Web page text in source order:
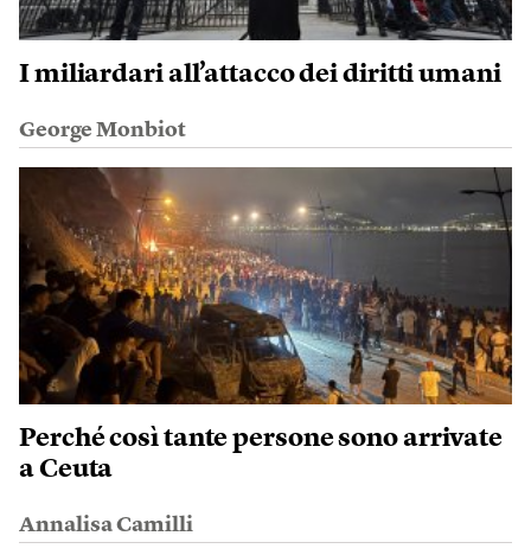
I miliardari all’attacco dei diritti umani
George Monbiot
Perché così tante persone sono arrivate
a Ceuta
Annalisa Camilli